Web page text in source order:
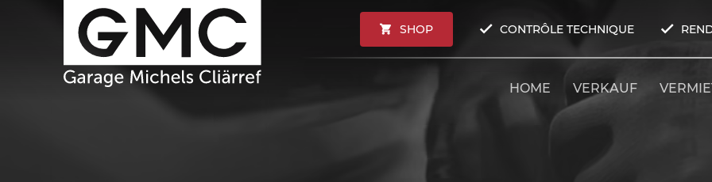
SHOP CONTRÔLE TECHNIQUE
HOME VERKAUF